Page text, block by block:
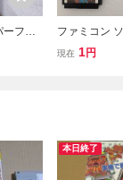
ーファ
ローラ
ファミコン
ファミコン FC
現在 1円
本日終了